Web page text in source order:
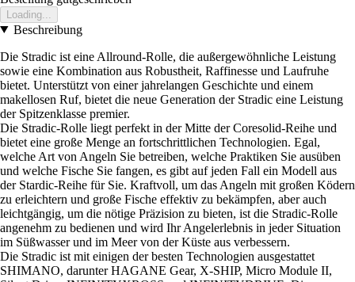
Loading...
Beschreibung
Die Stradic ist eine Allround-Rolle, die außergewöhnliche Leistung
sowie eine Kombination aus Robustheit, Raffinesse und Laufruhe
bietet. Unterstützt von einer jahrelangen Geschichte und einem
makellosen Ruf, bietet die neue Generation der Stradic eine Leistung
der Spitzenklasse premier.
Die Stradic-Rolle liegt perfekt in der Mitte der Coresolid-Reihe und
bietet eine große Menge an fortschrittlichen Technologien. Egal,
welche Art von Angeln Sie betreiben, welche Praktiken Sie ausüben
und welche Fische Sie fangen, es gibt auf jeden Fall ein Modell aus
der Stardic-Reihe für Sie. Kraftvoll, um das Angeln mit großen Ködern
zu erleichtern und große Fische effektiv zu bekämpfen, aber auch
leichtgängig, um die nötige Präzision zu bieten, ist die Stradic-Rolle
angenehm zu bedienen und wird Ihr Angelerlebnis in jeder Situation
im Süßwasser und im Meer von der Küste aus verbessern.
Die Stradic ist mit einigen der besten Technologien ausgestattet
SHIMANO, darunter HAGANE Gear, X-SHIP, Micro Module II,